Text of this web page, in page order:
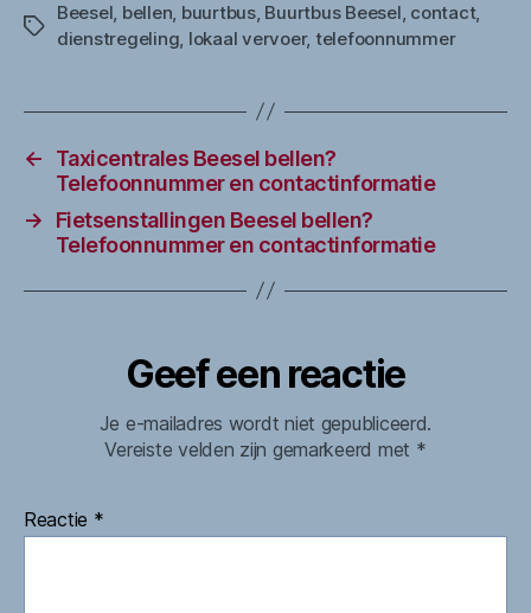
Tags
Beesel bellen buurtbus, Buurtbus Beesel contact,
dienstregeling lokaal vervoer, telefoonnummer
←
Taxicentrales Beesel bellen?
Telefoonnummer en contactinformatie
→
Fietsenstallingen Beesel bellen?
Telefoonnummer en contactinformatie
Geef een reactie
Je e-mailadres wordt niet gepubliceerd.
Vereiste velden zijn gemarkeerd met *
Reactie *